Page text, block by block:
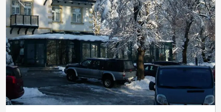
Previous Next